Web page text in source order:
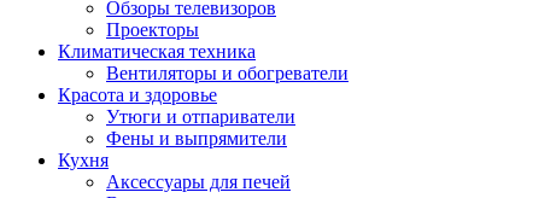
Обзоры телевизоров
Проекторы
Климатическая техника
Вентиляторы и обогреватели
Красота и здоровье
Утюги и отпариватели
Фены и выпрямители
Кухня
Аксессуары для печей